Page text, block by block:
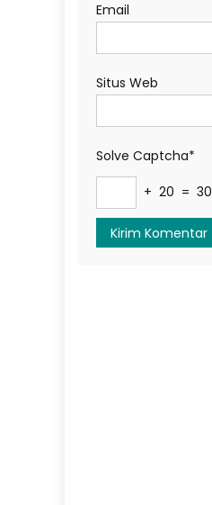
Email
Situs Web
Solve Captcha*
+ 20 = 30